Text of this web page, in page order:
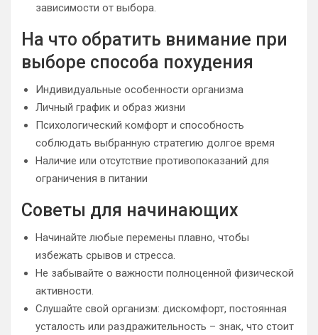
зависимости от выбора.
На что обратить внимание при
выборе способа похудения
Индивидуальные особенности организма
Личный график и образ жизни
Психологический комфорт и способность
соблюдать выбранную стратегию долгое время
Наличие или отсутствие противопоказаний для
ограничения в питании
Советы для начинающих
Начинайте любые перемены плавно, чтобы
избежать срывов и стресса.
Не забывайте о важности полноценной физической
активности.
Слушайте свой организм: дискомфорт, постоянная
усталость или раздражительность – знак, что стоит